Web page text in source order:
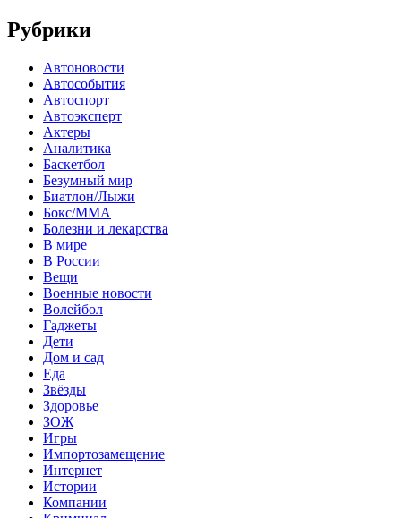
Рубрики
Автоновости
Автособытия
Автоспорт
Автоэксперт
Актеры
Аналитика
Баскетбол
Безумный мир
Биатлон/Лыжи
Бокс/MMA
Болезни и лекарства
В мире
В России
Вещи
Военные новости
Волейбол
Гаджеты
Дети
Дом и сад
Еда
Звёзды
Здоровье
ЗОЖ
Игры
Импортозамещение
Интернет
Истории
Компании